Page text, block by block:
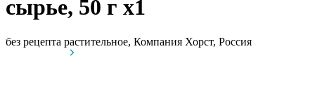
сырье, 50 г x1
без рецепта растительное, Компания Хорст, Россия